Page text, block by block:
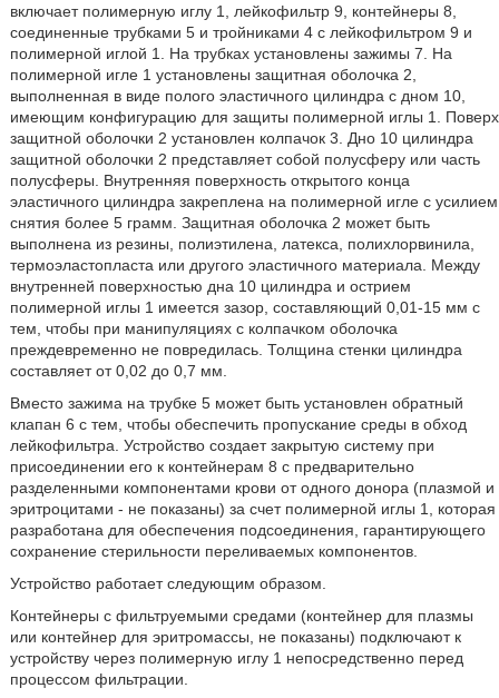
включает полимерную иглу 1, лейкофильтр 9, контейнеры 8,
соединенные трубками 5 и тройниками 4 с лейкофильтром 9 и
полимерной иглой 1. На трубках установлены зажимы 7. На
полимерной игле 1 установлены защитная оболочка 2,
выполненная в виде полого эластичного цилиндра с дном 10,
имеющим конфигурацию для защиты полимерной иглы 1. Поверх
защитной оболочки 2 установлен колпачок 3. Дно 10 цилиндра
защитной оболочки 2 представляет собой полусферу или часть
полусферы. Внутренняя поверхность открытого конца
эластичного цилиндра закреплена на полимерной игле с усилием
снятия более 5 грамм. Защитная оболочка 2 может быть
выполнена из резины, полиэтилена, латекса, полихлорвинила,
термоэластопласта или другого эластичного материала. Между
внутренней поверхностью дна 10 цилиндра и острием
полимерной иглы 1 имеется зазор, составляющий 0,01-15 мм с
тем, чтобы при манипуляциях с колпачком оболочка
преждевременно не повредилась. Толщина стенки цилиндра
составляет от 0,02 до 0,7 мм.
Вместо зажима на трубке 5 может быть установлен обратный
клапан 6 с тем, чтобы обеспечить пропускание среды в обход
лейкофильтра. Устройство создает закрытую систему при
присоединении его к контейнерам 8 с предварительно
разделенными компонентами крови от одного донора (плазмой и
эритроцитами - не показаны) за счет полимерной иглы 1, которая
разработана для обеспечения подсоединения, гарантирующего
сохранение стерильности переливаемых компонентов.
Устройство работает следующим образом.
Контейнеры с фильтруемыми средами (контейнер для плазмы
или контейнер для эритромассы, не показаны) подключают к
устройству через полимерную иглу 1 непосредственно перед
процессом фильтрации.